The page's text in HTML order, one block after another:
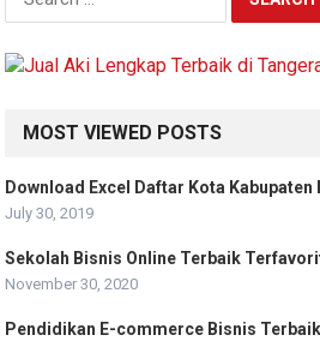
MOST VIEWED POSTS
Download Excel Daftar Kota
July 30, 2019
Sekolah Bisnis Online Terbaik
November 30, 2020
Pendidikan E-commerce Bisnis